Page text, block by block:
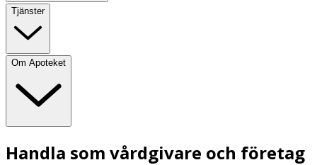
Tjänster
Om Apoteket
Handla som vårdgivare och företag